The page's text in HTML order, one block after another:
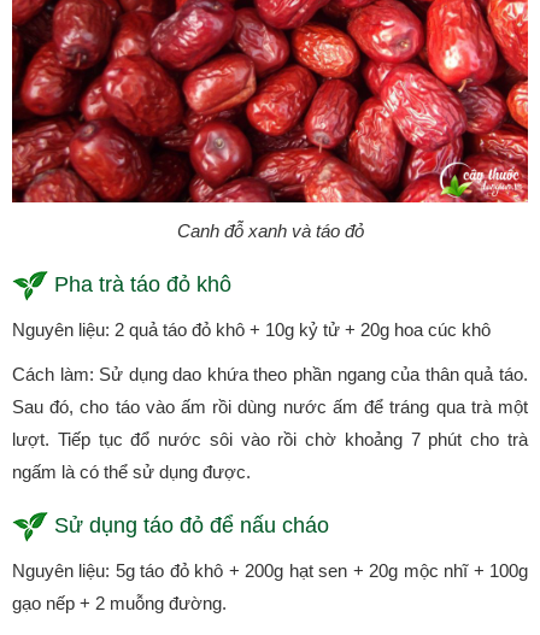
Canh đỗ xanh và táo đỏ
Pha trà táo đỏ khô
Nguyên liệu: 2 quả táo đỏ khô + 10g kỷ tử + 20g hoa cúc khô
Cách làm: Sử dụng dao khứa theo phần ngang của thân quả táo.
Sau đó, cho táo vào ấm rồi dùng nước ấm để tráng qua trà một
lượt. Tiếp tục đổ nước sôi vào rồi chờ khoảng 7 phút cho trà
ngấm là có thể sử dụng được.
Sử dụng táo đỏ để nấu cháo
Nguyên liệu: 5g táo đỏ khô + 200g hạt sen + 20g mộc nhĩ + 100g
gạo nếp + 2 muỗng đường.